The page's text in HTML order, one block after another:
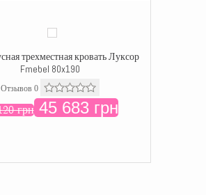
трехместная кровать Луксор
Fmebel 80x190
Отзывов 0
грн45 683 грн